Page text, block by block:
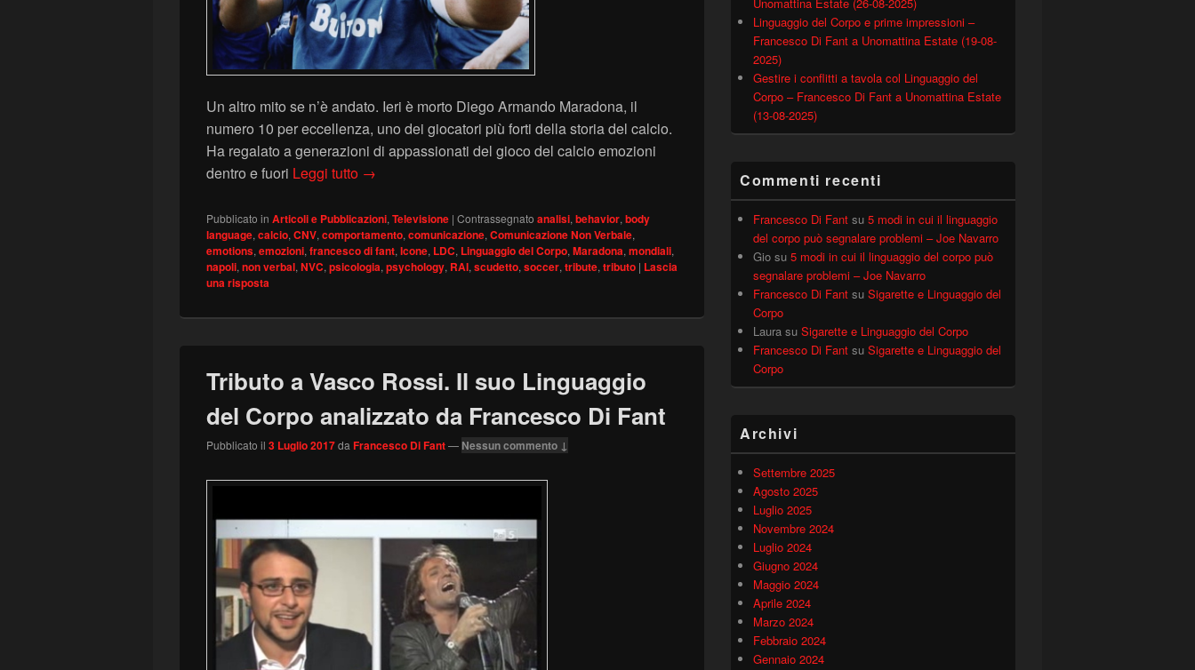
Un altro mito se n’è andato. Ieri è morto Diego Armando Maradona, il
numero 10 per eccellenza, uno dei giocatori più forti della storia del calcio.
Ha regalato a generazioni di appassionati del gioco del calcio emozioni
dentro e fuori Leggi tutto Tributo a Maradona: il suo Linguaggio del Corpo
→
Pubblicato in Articoli e Pubblicazioni, Televisione | Contrassegnato analisi, behavior, body
language, calcio, CNV, comportamento, comunicazione, Comunicazione Non Verbale,
emotions, emozioni, francesco di fant, Icone, LDC, Linguaggio del Corpo, Maradona, mondiali,
napoli, non verbal, NVC, psicologia, psychology, RAI, scudetto, soccer, tribute, tributo | Lascia
una risposta
Tributo a Vasco Rossi. Il suo Linguaggio
del Corpo analizzato da Francesco Di Fant
Pubblicato il 3 Luglio 2017da Francesco Di Fant— Nessun commento ↓
Linguaggio del Corpo e prime impressioni –
Francesco Di Fant a Unomattina Estate (19-08-
2025)
Gestire i conflitti a tavola col Linguaggio del
Corpo – Francesco Di Fant a Unomattina Estate
(13-08-2025)
Commenti recenti
Francesco Di Fant su 5 modi in cui il linguaggio
del corpo può segnalare problemi – Joe Navarro
Gio su 5 modi in cui il linguaggio del corpo può
segnalare problemi – Joe Navarro
Francesco Di Fant su Sigarette e Linguaggio del
Corpo
Laura su Sigarette e Linguaggio del Corpo
Francesco Di Fant su Sigarette e Linguaggio del
Corpo
Archivi
Settembre 2025
Agosto 2025
Luglio 2025
Novembre 2024
Luglio 2024
Giugno 2024
Maggio 2024
Aprile 2024
Marzo 2024
Febbraio 2024
Gennaio 2024